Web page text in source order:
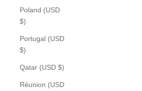
Poland (USD
$)
Portugal (USD
$)
Qatar (USD $)
Réunion (USD